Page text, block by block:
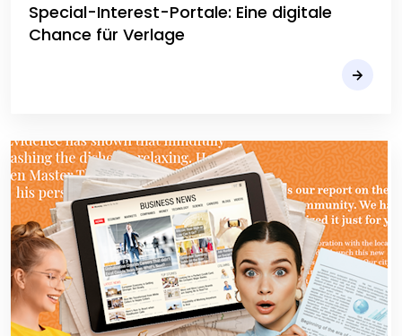
Special-Interest-Portale: Eine digitale
Chance für Verlage